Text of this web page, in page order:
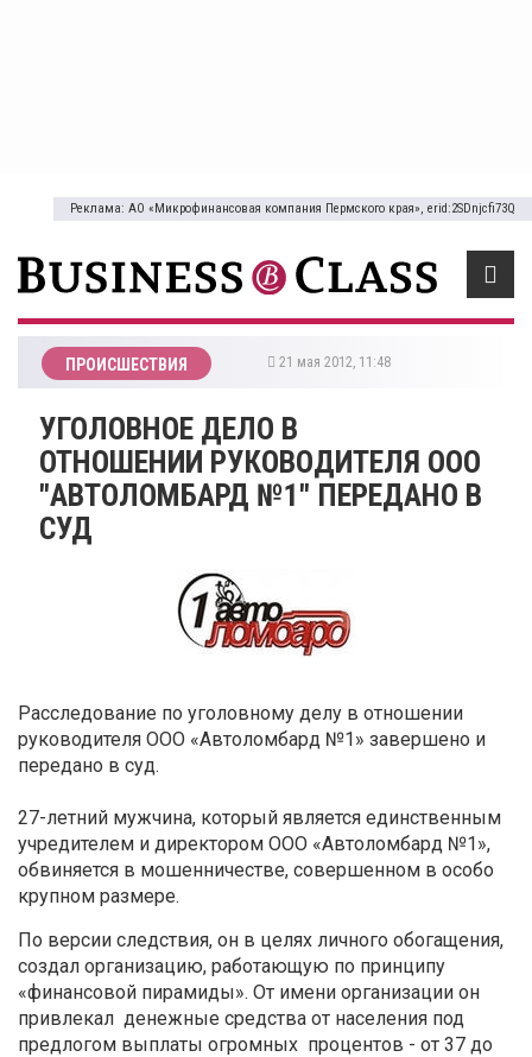
Реклама: АО «Микрофинансовая компания Пермского края», erid:2SDnjcfi73Q
ПРОИСШЕСТВИЯ 21 мая 2012, 11:48
УГОЛОВНОЕ ДЕЛО В
ОТНОШЕНИИ РУКОВОДИТЕЛЯ ООО
"АВТОЛОМБАРД №1" ПЕРЕДАНО В
СУД
Расследование по уголовному делу в отношении
руководителя ООО «Автоломбард №1» завершено и
передано в суд.
27-летний мужчина, который является единственным
учредителем и директором ООО «Автоломбард №1»,
обвиняется в мошенничестве, совершенном в особо
крупном размере.
По версии следствия, он в целях личного обогащения,
создал организацию, работающую по принципу
«финансовой пирамиды». От имени организации он
привлекал денежные средства от населения под
предлогом выплаты огромных процентов - от 37 до